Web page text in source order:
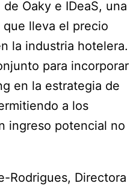
Oaky e IDeaS, una
lleva el precio
la industria hotelera.
para incorporar
en la estrategia de
a los
ingreso potencial no
Rodrigues, Directora